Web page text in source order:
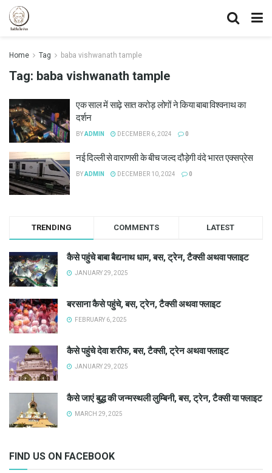
Home Tag baba vishwanath tample
Tag: baba vishwanath tample
एक साल में साढ़े सात करोड़ लोगों ने किया बाबा विश्वनाथ का
दर्शन
BYADMIN DECEMBER 6, 2024 0
नई दिल्ली से वाराणसी के बीच जल्द दौड़ेगी वंदे भारत एक्सप्रेस
BYADMIN DECEMBER 10, 2024 0
TRENDING COMMENTS LATEST
कैसे पहुंचे बाबा बैद्यनाथ धाम, बस, ट्रेन, टैक्सी अथवा फ्लाइट
JANUARY 29, 2025
बरसाना कैसे पहुंचे, बस, ट्रेन, टैक्सी अथवा फ्लाइट
FEBRUARY 6, 2025
कैसे पहुंचे देवा शरीफ, बस, टैक्सी, ट्रेन अथवा फ्लाइट
JANUARY 29, 2025
कैसे जाएं बुद्ध की जन्मस्थली लुम्बिनी, बस, ट्रेन, टैक्सी या फ्लाइट
MARCH 29, 2025
FIND US ON FACEBOOK